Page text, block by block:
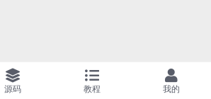
源码 教程 我的